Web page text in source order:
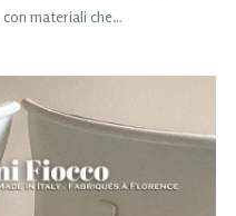
materiali che…